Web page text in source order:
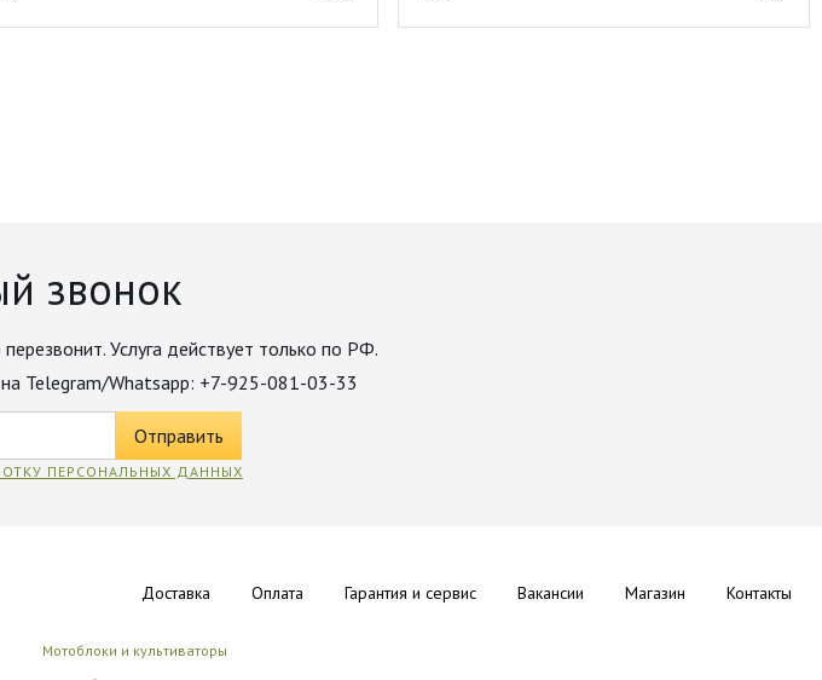
звонок
Услуга действует только по РФ.
Telegram/Whatsapp: +7-925-081-03-33
ПЕРСОНАЛЬНЫХ ДАННЫХ
Доставка Оплата Гарантия и сервис Вакансии Магазин Контакты
Мотоблоки и культиваторы